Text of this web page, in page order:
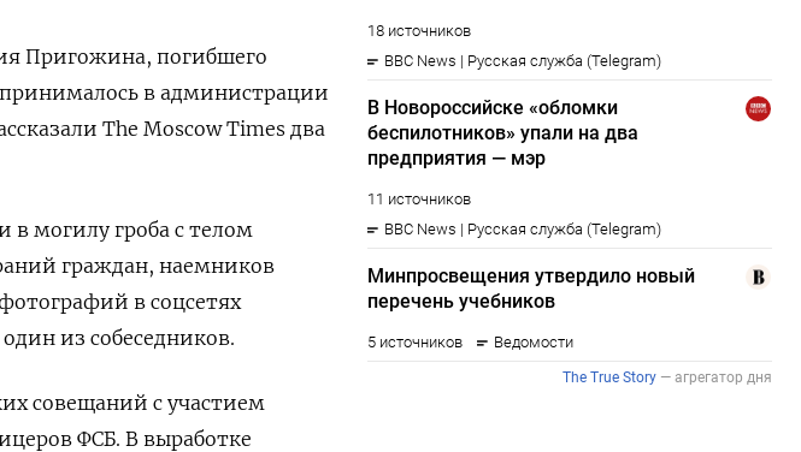
Пригожина, погибшего
в администрации
The Moscow Times два
в могилу гроба с телом
граждан, наемников
в соцсетях
из собеседников.
совещаний с участием
ФСБ. В выработке